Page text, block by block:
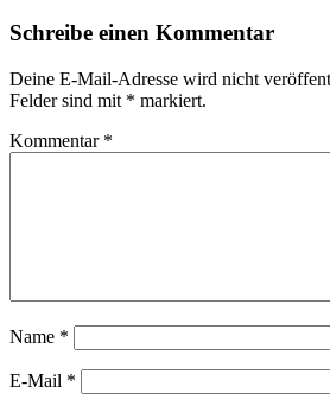
Schreibe einen Kommentar
Deine E-Mail-Adresse wird nicht
Felder sind mit * markiert.
Kommentar *
Name *
E-Mail *